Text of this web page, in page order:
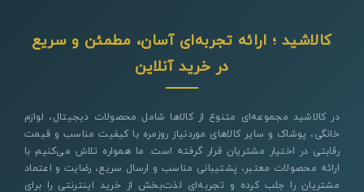
کالاشید ؛ ارائه تجربه‌ای آسان، مطمئن و سریع
در خرید آنلاین
در کالاشید مجموعه‌ای متنوع از کالاها شامل محصولات دیجیتال، لوازم
خانگی، پوشاک و سایر کالاهای موردنیاز روزمره با کیفیت مناسب و قیمت
رقابتی در اختیار مشتریان قرار گرفته است. ما همواره تلاش می‌کنیم با
ارائه محصولات معتبر، پشتیبانی مناسب و ارسال سریع، رضایت و اعتماد
مشتریان را جلب کرده و تجربه‌ای لذت‌بخش از خرید اینترنتی را برای